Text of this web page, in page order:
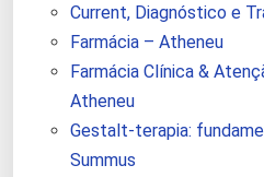
Current, Diagnóstico e
Farmácia – Atheneu
Farmácia Clínica &
Atheneu
Gestalt-terapia:
Summus